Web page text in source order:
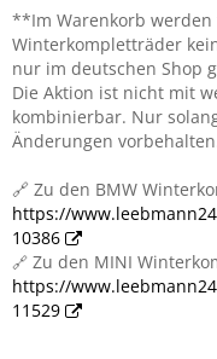
**Im Warenkorb
Winterkompletträder
nur im deutschen Shop
Die Aktion ist nicht mit
kombinierbar. Nur
Änderungen
🔗 Zu den BMW
https://
10386
🔗 Zu den MINI
https://
11529